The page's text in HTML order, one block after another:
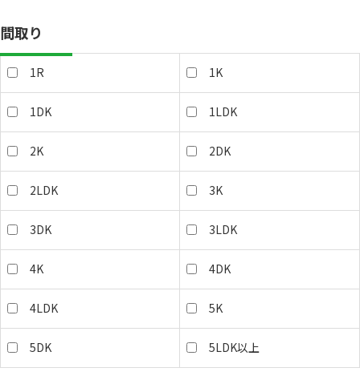
間取り
1R 1K
1DK 1LDK
2K 2DK
2LDK 3K
3DK 3LDK
4K 4DK
4LDK 5K
5DK 5LDK以上